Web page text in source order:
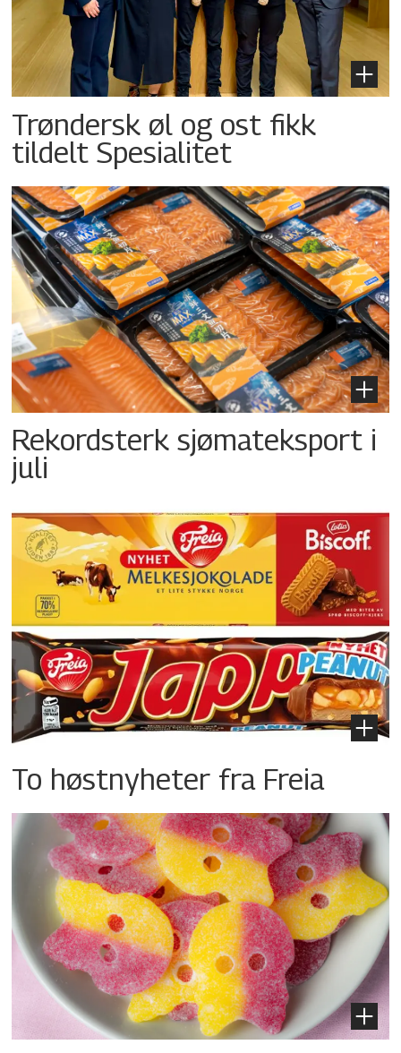
Trøndersk øl og ost fikk
tildelt Spesialitet
Rekordsterk sjømateksport i
juli
To høstnyheter fra Freia